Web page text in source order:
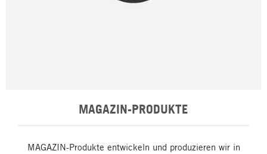
MAGAZIN-PRODUKTE
MAGAZIN-Produkte entwickeln und produzieren wir in